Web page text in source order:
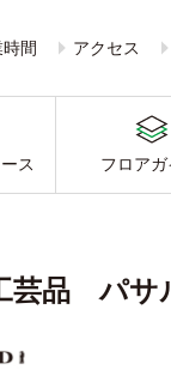
間 アクセス
ス フロアガ
芸品 パサ